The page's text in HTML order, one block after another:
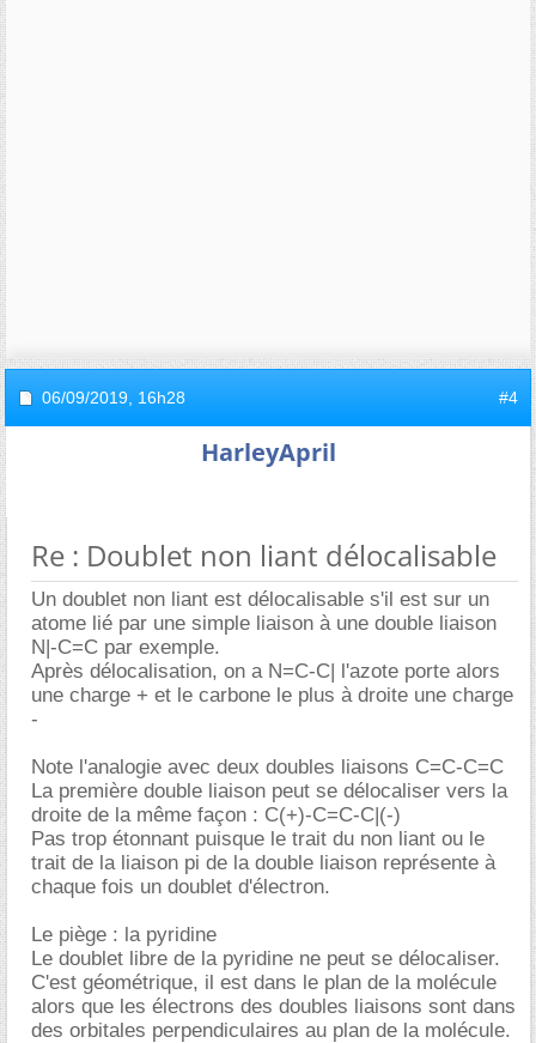
06/09/2019, 16h28 #4
HarleyApril
Re : Doublet non liant délocalisable
Un doublet non liant est délocalisable s'il est sur un
atome lié par une simple liaison à une double liaison
N|-C=C par exemple.
Après délocalisation, on a N=C-C| l'azote porte alors
une charge + et le carbone le plus à droite une charge
-
Note l'analogie avec deux doubles liaisons C=C-C=C
La première double liaison peut se délocaliser vers la
droite de la même façon : C(+)-C=C-C|(-)
Pas trop étonnant puisque le trait du non liant ou le
trait de la liaison pi de la double liaison représente à
chaque fois un doublet d'électron.
Le piège : la pyridine
Le doublet libre de la pyridine ne peut se délocaliser.
C'est géométrique, il est dans le plan de la molécule
alors que les électrons des doubles liaisons sont dans
des orbitales perpendiculaires au plan de la molécule.